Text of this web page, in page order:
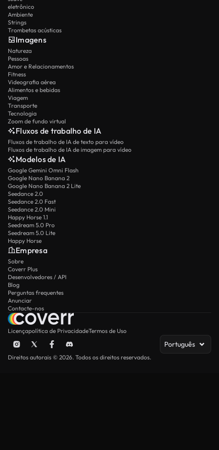
eletrônico
Ambiente
Strings
Trombetas acústicas
Imagens
Natureza
Pessoas
Amor e Relacionamentos
Fitness
Videografia aérea
Alimentos e bebidas
Viagem
Transporte
Tecnologia
Zoom de fundo virtual
Fluxos de trabalho de IA
Fluxos de trabalho de IA de texto para vídeo
Fluxos de trabalho de IA de imagem para vídeo
Modelos de IA
Google Gemini Omni Flash
Google Nano Banana 2
Google Nano Banana 2 Lite
Seedance 2.0
Seedance 2.0 Fast
Seedance 2.0 Mini
Happy Horse 1.1
Seedream 5.0 Pro
Seedream 5.0 Lite
Happy Horse
Empresa
Sobre
Coverr Plus
Desenvolvedores / API
Blog
Perguntas frequentes
Anunciar
Contacte-nos
Licençapolítica de PrivacidadeTermos de Uso
Português
Direitos autorais © 2026. Todos os direitos reservados.